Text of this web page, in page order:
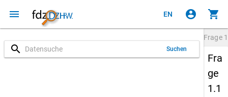
menu EN account_circle shopping_cart
search Suchen
Frage
Fra
ge
1.1